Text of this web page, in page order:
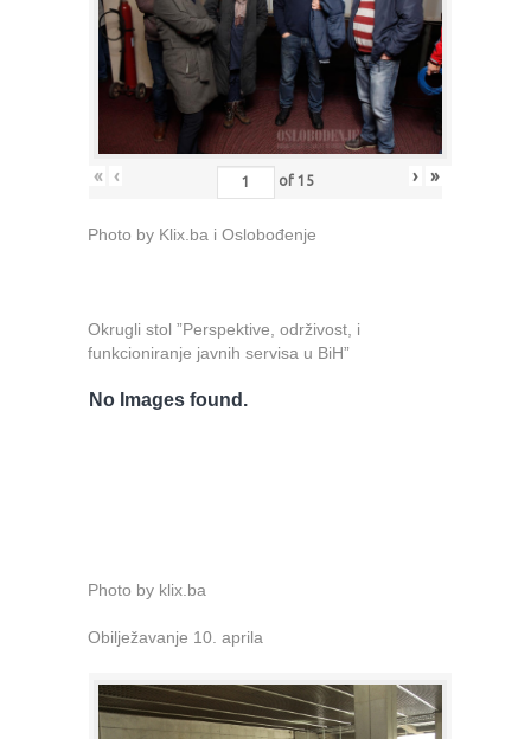
« ‹ of 15 › »
Photo by Klix.ba i Oslobođenje
Okrugli stol ”Perspektive, održivost, i
funkcioniranje javnih servisa u BiH”
No Images found.
Photo by klix.ba
Obilježavanje 10. aprila